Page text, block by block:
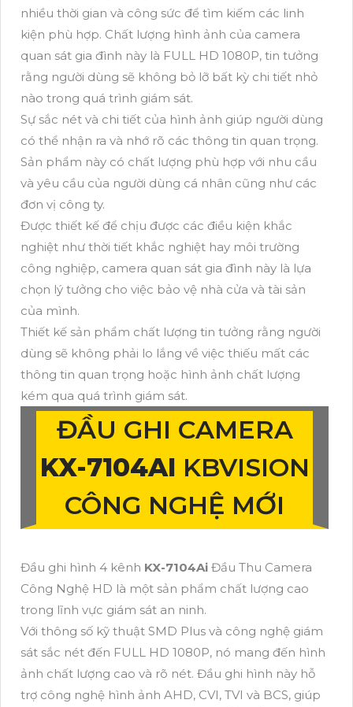
nhiều thời gian và công sức để tìm kiếm các linh
kiện phù hợp. Chất lượng hình ảnh của camera
quan sát gia đình này là FULL HD 1080P, tin tưởng
rằng người dùng sẽ không bỏ lỡ bất kỳ chi tiết nhỏ
nào trong quá trình giám sát.
Sự sắc nét và chi tiết của hình ảnh giúp người dùng
có thể nhận ra và nhớ rõ các thông tin quan trọng.
Sản phẩm này có chất lượng phù hợp với nhu cầu
và yêu cầu của người dùng cá nhân cũng như các
đơn vị công ty.
Được thiết kế để chịu được các điều kiện khắc
nghiệt như thời tiết khắc nghiệt hay môi trường
công nghiệp, camera quan sát gia đình này là lựa
chọn lý tưởng cho việc bảo vệ nhà cửa và tài sản
của mình.
Thiết kế sản phẩm chất lượng tin tưởng rằng người
dùng sẽ không phải lo lắng về việc thiếu mất các
thông tin quan trọng hoặc hình ảnh chất lượng
kém qua quá trình giám sát.
ĐẦU GHI CAMERA
KX-7104AI KBVISION
CÔNG NGHỆ MỚI
Đầu ghi hình 4 kênh KX-7104Ai Đầu Thu Camera
Công Nghệ HD là một sản phẩm chất lượng cao
trong lĩnh vực giám sát an ninh.
Với thông số kỹ thuật SMD Plus và công nghệ giám
sát sắc nét đến FULL HD 1080P, nó mang đến hình
ảnh chất lượng cao và rõ nét. Đầu ghi hình này hỗ
trợ công nghệ hình ảnh AHD, CVI, TVI và BCS, giúp